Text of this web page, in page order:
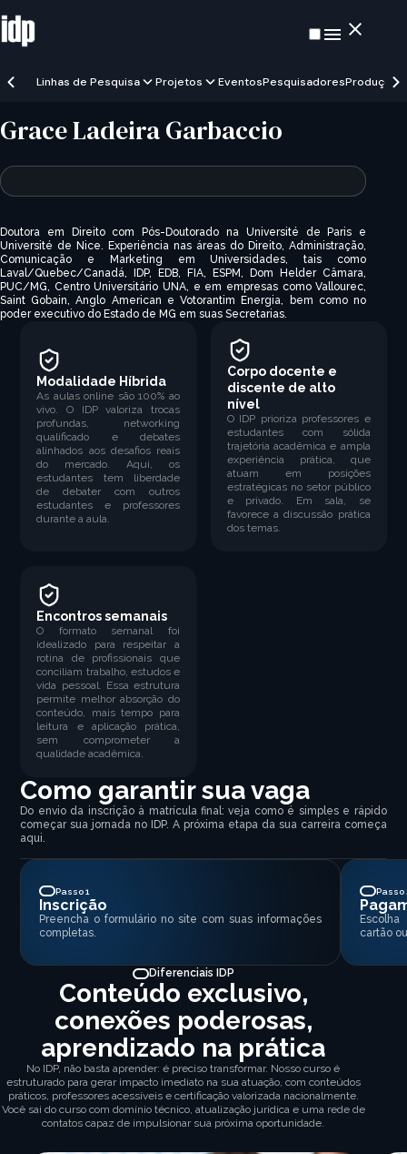
Linhas de Pesquisa Projetos EventosPesquisadoresProduções
Grace Ladeira Garbaccio
Doutora em Direito com Pós-Doutorado na Université de Paris e
Université de Nice. Experiência nas áreas do Direito, Administração,
Comunicação e Marketing em Universidades, tais como
Laval/Quebec/Canadá, IDP, EDB, FIA, ESPM, Dom Helder Câmara,
PUC/MG, Centro Universitário UNA, e em empresas como Vallourec,
Saint Gobain, Anglo American e Votorantim Energia, bem como no
poder executivo do Estado de MG em suas Secretarias.
Modalidade Híbrida
As aulas online são 100% ao
vivo. O IDP valoriza trocas
profundas, networking
qualificado e debates
alinhados aos desafios reais
do mercado. Aqui, os
estudantes tem liberdade
de debater com outros
estudantes e professores
durante a aula.
Corpo docente e
discente de alto
nível
O IDP prioriza professores e
estudantes com sólida
trajetória acadêmica e ampla
experiência prática, que
atuam em posições
estratégicas no setor público
e privado. Em sala, se
favorece a discussão prática
dos temas.
Encontros semanais
O formato semanal foi
idealizado para respeitar a
rotina de profissionais que
conciliam trabalho, estudos e
vida pessoal. Essa estrutura
permite melhor absorção do
conteúdo, mais tempo para
leitura e aplicação prática,
sem comprometer a
qualidade acadêmica.
Como garantir sua vaga
Do envio da inscrição à matrícula final: veja como é simples e rápido
começar sua jornada no IDP. A próxima etapa da sua carreira começa
aqui.
Passo 1
Inscrição
Preencha o formulário no site com suas informações
completas.
Passo
cartão
Diferenciais IDP
Conteúdo exclusivo,
conexões poderosas,
aprendizado na prática
No IDP, não basta aprender: é preciso transformar. Nosso curso é
estruturado para gerar impacto imediato na sua atuação, com conteúdos
práticos, professores acessíveis e certificação valorizada nacionalmente.
Você sai do curso com domínio técnico, atualização jurídica e uma rede de
contatos capaz de impulsionar sua próxima oportunidade.